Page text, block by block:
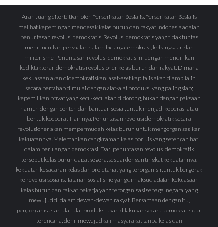
Arah Juang diterbitkan oleh Perserikatan Sosialis. Perserikatan Sosialis
melihat kepentingan mendesak kelas buruh dan rakyat Indonesia adalah
penuntasan revolusi demokratis. Revolusi demokratis yang tidak tuntas
memunculkan persoalan dalam bidang demokrasi, kebangsaan dan
militerisme. Penuntasan revolusi demokratis ini dengan mendirikan
kediktaktoran demokratis revolusioner kelas buruh dan rakyat. Dimana
kekuasaan akan didemokratiskan; aset-aset kapitalis akan diambilalih
secara bertahap dimulai dengan alat-alat produksi yang paling siap;
kepemilikan privat yang kecil-kecil akan didorong, bukan dengan paksaan
namun dengan contoh dan bantuan sosial, untuk menjadi koperasi atau
bentuk kooperatif lainnya. Penuntasan revolusi demokratik secara
revolusioner akan mempermudah kelas buruh untuk mengorganisasikan
kekuatannya. Melemahkan cengkraman kelas borjuis yang setengah hati
dalam perjuangan demokrasi. Dari penuntasan revolusi demokratik
tersebut kelas buruh dapat segera, sesuai dengan tingkat kekuatannya,
kekuatan kesadaran kelas dan proletariat yang terorganisir, untuk bergerak
ke revolusi sosialis. Tatanan sosialisme yang dimaksud adalah kekuasaan
kelas buruh dan rakyat pekerja yang terorganisasi sebagai negara, yang
mewujud di dalam dewan-dewan rakyat. Bersamaan dengan itu,
pengorganisasian alat-alat produksi akan dilakukan secara demokratis dan
terencana, demi mewujudkan masyarakat tanpa kelas dan